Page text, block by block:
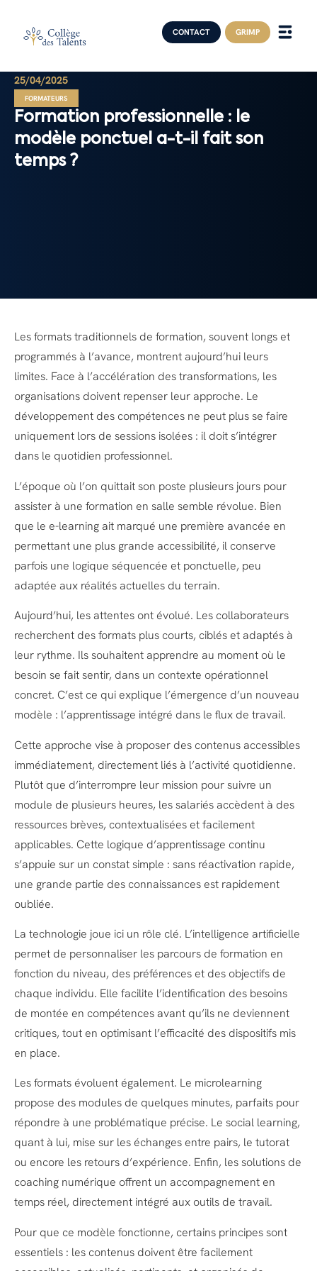
CONTACT GRIMP
25/04/2025
FORMATEURS
Formation professionnelle : le
modèle ponctuel a-t-il fait son
temps ?
Les formats traditionnels de formation, souvent longs et
programmés à l’avance, montrent aujourd’hui leurs
limites. Face à l’accélération des transformations, les
organisations doivent repenser leur approche. Le
développement des compétences ne peut plus se faire
uniquement lors de sessions isolées : il doit s’intégrer
dans le quotidien professionnel.
L’époque où l’on quittait son poste plusieurs jours pour
assister à une formation en salle semble révolue. Bien
que le e-learning ait marqué une première avancée en
permettant une plus grande accessibilité, il conserve
parfois une logique séquencée et ponctuelle, peu
adaptée aux réalités actuelles du terrain.
Aujourd’hui, les attentes ont évolué. Les collaborateurs
recherchent des formats plus courts, ciblés et adaptés à
leur rythme. Ils souhaitent apprendre au moment où le
besoin se fait sentir, dans un contexte opérationnel
concret. C’est ce qui explique l’émergence d’un nouveau
modèle : l’apprentissage intégré dans le flux de travail.
Cette approche vise à proposer des contenus accessibles
immédiatement, directement liés à l’activité quotidienne.
Plutôt que d’interrompre leur mission pour suivre un
module de plusieurs heures, les salariés accèdent à des
ressources brèves, contextualisées et facilement
applicables. Cette logique d’apprentissage continu
s’appuie sur un constat simple : sans réactivation rapide,
une grande partie des connaissances est rapidement
oubliée.
La technologie joue ici un rôle clé. L’intelligence artificielle
permet de personnaliser les parcours de formation en
fonction du niveau, des préférences et des objectifs de
chaque individu. Elle facilite l’identification des besoins
de montée en compétences avant qu’ils ne deviennent
critiques, tout en optimisant l’efficacité des dispositifs mis
en place.
Les formats évoluent également. Le microlearning
propose des modules de quelques minutes, parfaits pour
répondre à une problématique précise. Le social learning,
quant à lui, mise sur les échanges entre pairs, le tutorat
ou encore les retours d’expérience. Enfin, les solutions de
coaching numérique offrent un accompagnement en
temps réel, directement intégré aux outils de travail.
Pour que ce modèle fonctionne, certains principes sont
essentiels : les contenus doivent être facilement